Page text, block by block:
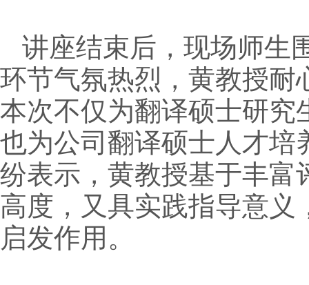
讲座结束后，现场师生
环节气氛热烈，黄教授耐
本次不仅为翻译硕士研究
也为公司翻译硕士人才培
纷表示，黄教授基于丰富
高度，又具实践指导意义
启发作用。